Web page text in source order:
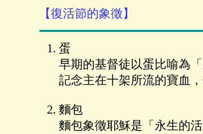
【復活節的象徵】
蛋
早期的基督徒以蛋比喻為
記念主在十架所流的寶血
麵包
麵包象徵耶穌是「永生的